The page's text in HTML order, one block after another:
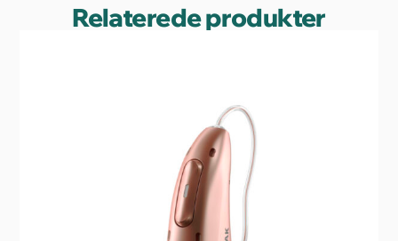
Relaterede produkter